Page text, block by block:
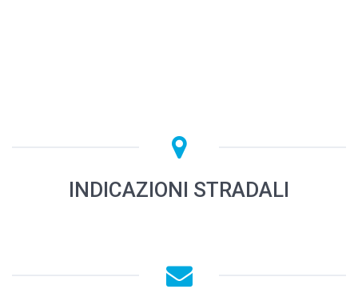
INDICAZIONI STRADALI